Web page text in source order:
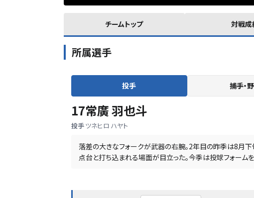
チームトップ 対戦成
所属選手
投手 捕手・
17
投手
常廣 羽也斗
ツネヒロ ハヤト
落差の大きなフォークが武器の右腕。2年目の昨季は8月
点台と打ち込まれる場面が目立った。今季は投球フォーム